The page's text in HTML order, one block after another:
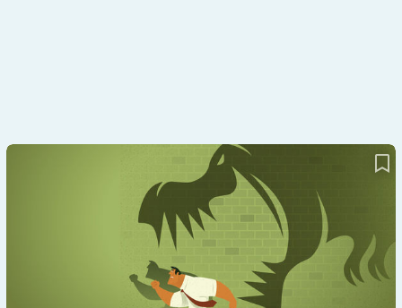
Ängste gehören zum Leben